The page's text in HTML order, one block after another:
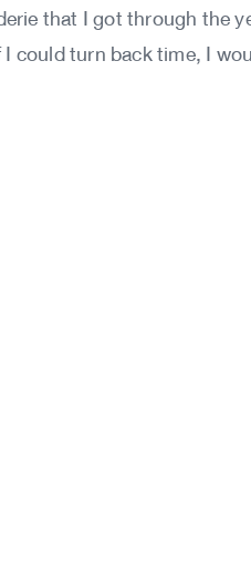
that I got through the
turn back time, I